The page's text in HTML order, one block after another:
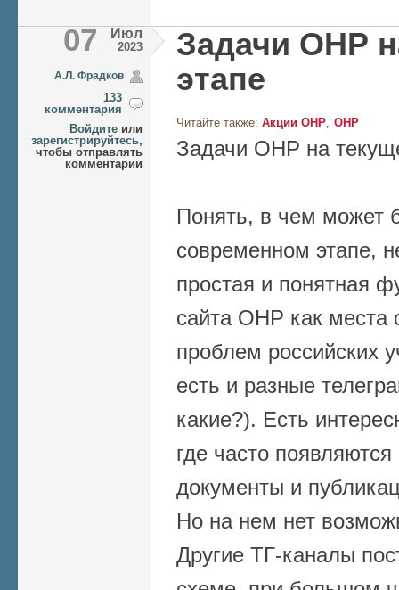
07 Июл
2023
А.Л. Фрадков
133
комментария
Войдите или
зарегистрируйтесь,
чтобы отправлять
комментарии
Задачи ОНР
этапе
Читайте также: Акции ОНР ОНР
Задачи ОНР на
Понять, в чем может
современном этапе,
простая и понятная
сайта ОНР как места
проблем российских
есть и разные
какие?). Есть
где часто
документы и
Но на нем нет
Другие ТГ-каналы